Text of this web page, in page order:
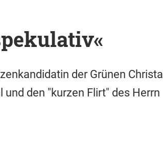
der Grünen Christa
den "kurzen Flirt" des Herrn